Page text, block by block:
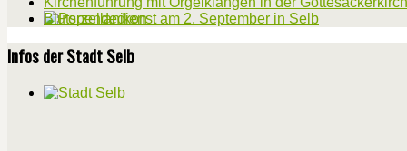
Blutspendedienst am 2. September in Selb
Infos der Stadt Selb